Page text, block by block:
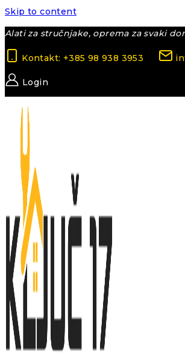
Skip to content
Alati za stručnjake, oprema za svaki
Kontakt: +385 98 938 3953
Login